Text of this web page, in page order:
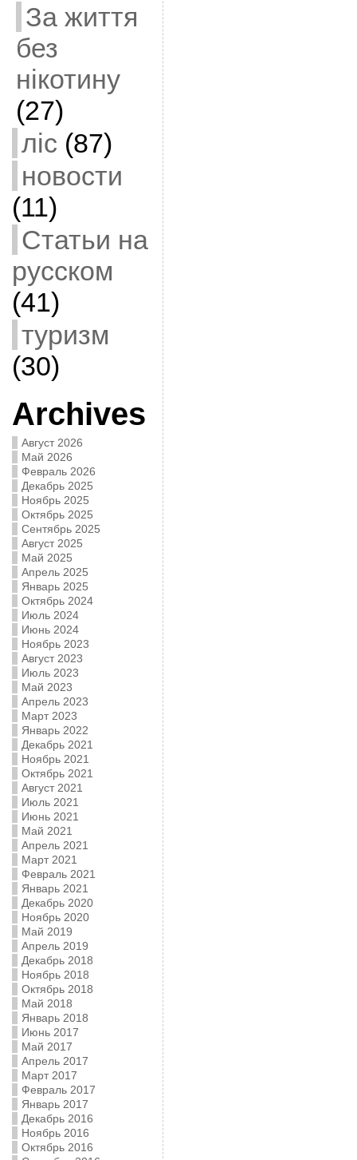
За життя
без
нікотину
(27)
ліс (87)
новости
(11)
Статьи на
русском
(41)
туризм
(30)
Archives
Август 2026
Май 2026
Февраль 2026
Декабрь 2025
Ноябрь 2025
Октябрь 2025
Сентябрь 2025
Август 2025
Май 2025
Апрель 2025
Январь 2025
Октябрь 2024
Июль 2024
Июнь 2024
Ноябрь 2023
Август 2023
Июль 2023
Май 2023
Апрель 2023
Март 2023
Январь 2022
Декабрь 2021
Ноябрь 2021
Октябрь 2021
Август 2021
Июль 2021
Июнь 2021
Май 2021
Апрель 2021
Март 2021
Февраль 2021
Январь 2021
Декабрь 2020
Ноябрь 2020
Май 2019
Апрель 2019
Декабрь 2018
Ноябрь 2018
Октябрь 2018
Май 2018
Январь 2018
Июнь 2017
Май 2017
Апрель 2017
Март 2017
Февраль 2017
Январь 2017
Декабрь 2016
Ноябрь 2016
Октябрь 2016